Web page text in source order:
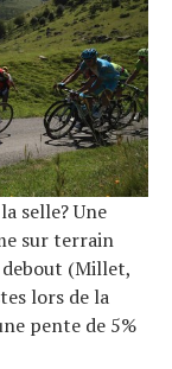
selle? Une
sur terrain
(Millet,
lors de la
pente de 5%